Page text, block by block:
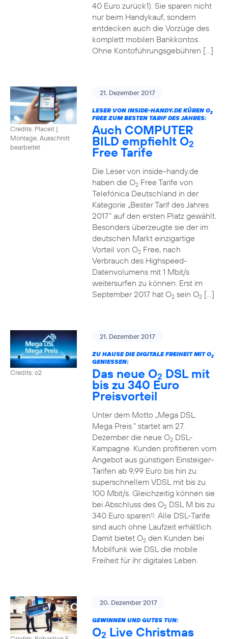
40 Euro zurück1). Sie sparen nicht
nur beim Handykauf, sondern
entdecken auch die Vorzüge des
komplett mobilen Bankkontos.
Ohne Kontoführungsgebühren […]
Credits: Placeit |
Montage, Ausschnitt
bearbeitet
21. Dezember 2017
LESER VON INSIDE-HANDY.DE KÜREN O2
FREE ZUM BESTEN TARIF DES JAHRES:
Auch COMPUTER
BILD empfiehlt O2
Free Tarife
Die Leser von inside-handy.de
haben die O2Free Tarife von
Telefónica Deutschland in der
Kategorie „Bester Tarif des Jahres
2017“ auf den ersten Platz gewählt.
Besonders überzeugte sie der im
deutschen Markt einzigartige
Vorteil von O2Free, nach
Verbrauch des Highspeed-
Datenvolumens mit 1 Mbit/s
weitersurfen zu können. Erst im
September 2017 hat O2sein O2[…]
Credits: o2
21. Dezember 2017
ZU HAUSE DIE DIGITALE FREIHEIT MIT O2
GENIESSEN:
Das neue O2 DSL mit
bis zu 340 Euro
Preisvorteil
Unter dem Motto „Mega DSL.
Mega Preis.” startet am 27.
Dezember die neue O2DSL-
Kampagne. Kunden profitieren vom
Angebot aus günstigen Einsteiger-
Tarifen ab 9,99 Euro bis hin zu
superschnellem VDSL mit bis zu
100 Mbit/s. Gleichzeitig können sie
bei Abschluss des O2DSL M bis zu
340 Euro sparen1). Alle DSL-Tarife
sind auch ohne Laufzeit erhältlich.
Damit bietet O2den Kunden bei
Mobilfunk wie DSL die mobile
Freiheit für ihr digitales Leben.
20. Dezember 2017
GEWINNEN UND GUTES TUN:
O2 Live Christmas